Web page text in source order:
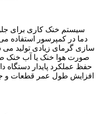
سیستم خنک کاری برای
دما در کمپرسور استفاده
سازی گرمای زیادی تولید می
صورت هوا خنک یا آب خنک
حفظ عملکرد پایدار
افزایش طول عمر قطعات و